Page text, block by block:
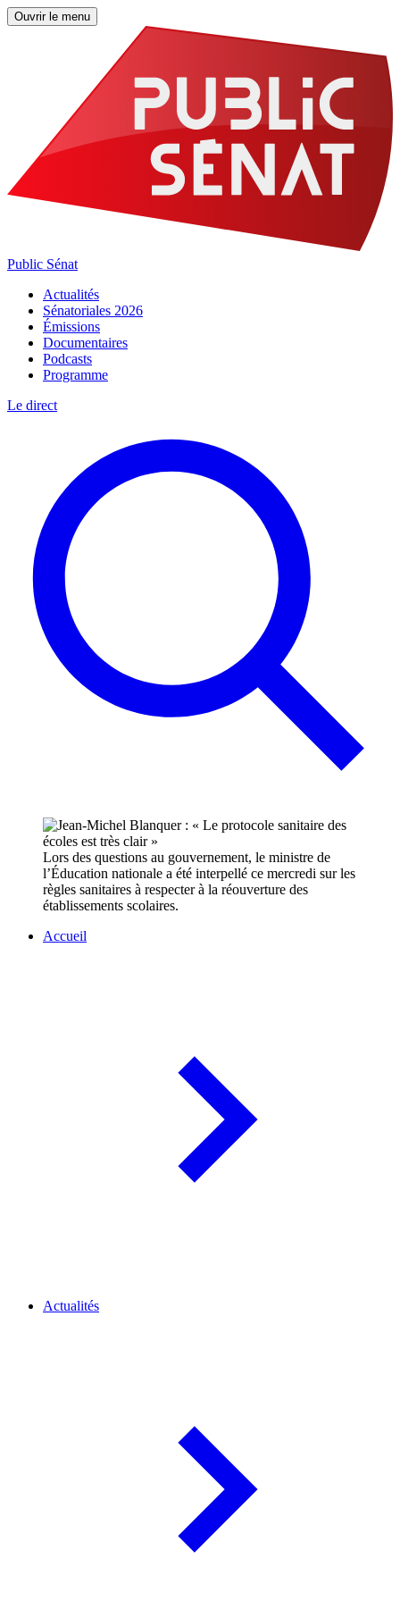
Ouvrir le menu
Public Sénat
Actualités
Sénatoriales 2026
Émissions
Documentaires
Podcasts
Programme
Le direct
Lors des questions au gouvernement, le ministre de
l’Éducation nationale a été interpellé ce mercredi sur les
règles sanitaires à respecter à la réouverture des
établissements scolaires.
Accueil
Actualités